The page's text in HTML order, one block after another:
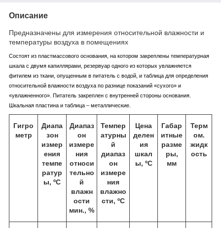
Описание
Предназначены для измерения относительной влажности и
температуры воздуха в помещениях
Состоят из пластмассового основания, на котором закреплены температурная
шкала с двумя капиллярами, резервуар одного из которых увлажняется
фитилем из ткани, опущенным в питатель с водой, и таблица для определения
относительной влажности воздуха по разнице показаний «сухого» и
«увлажненного». Питатель закреплен с внутренней стороны основания.
Шкальная пластина и таблица – металлические.
Гигро
метр
Диапа
зон
измер
ения
темпе
ратур
ы, ºC
Диапаз
он
измере
ния
относи
тельно
й
влажн
ости
мин., %
Темпер
атурны
й
диапаз
он
измере
ния
влажно
сти, ºС
Цена
делен
ия
шкал
ы, ºC
Габар
итные
разме
ры,
мм
Терм
ом.
жидк
ость